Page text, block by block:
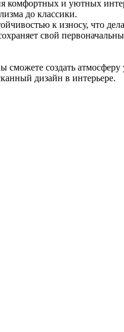
комфортных и уютных
до классики.
к износу, что
свой
создать атмосферу
дизайн в интерьере.